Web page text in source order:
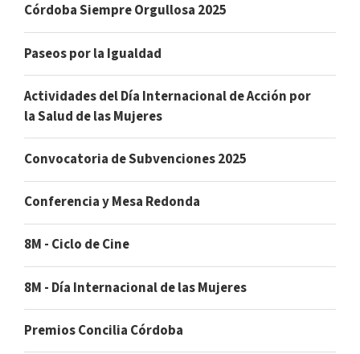
Córdoba Siempre Orgullosa 2025
Paseos por la Igualdad
Actividades del Día Internacional de Acción por
la Salud de las Mujeres
Convocatoria de Subvenciones 2025
Conferencia y Mesa Redonda
8M - Ciclo de Cine
8M - Día Internacional de las Mujeres
Premios Concilia Córdoba